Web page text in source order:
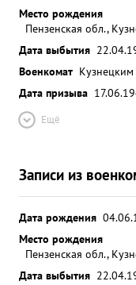
Место рождения
Пензенская обл.,
Дата выбытия
Военкомат
Дата призыва
Ещё
Записи из
Дата рождения
Место рождения
Пензенская обл.,
Дата выбытия